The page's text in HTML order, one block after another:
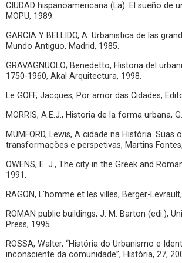
CIUDAD hispanoamericana (La): El sueño de
MOPU, 1989.
GARCIA Y BELLIDO, A. Urbanistica de las
Mundo Antiguo, Madrid, 1985.
GRAVAGNUOLO; Benedetto, Historia del
1750-1960, Akal Arquitectura, 1998.
Le GOFF, Jacques, Por amor das Cidades,
MORRIS, A.E.J., Historia de la forma urbana,
MUMFORD, Lewis, A cidade na História. Suas
transformações e perspetivas, Martins
OWENS, E. J., The city in the Greek and
1991.
RAGON, L'homme et les villes, Berger-
ROMAN public buildings, J. M. Barton (edi.),
Press, 1995.
ROSSA, Walter, “História do Urbanismo e
inconsciente da comunidade”, História, 27,